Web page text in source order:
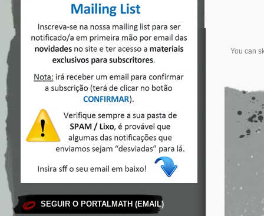
SEGUIR O PORTALMATH (EMAIL)
You can